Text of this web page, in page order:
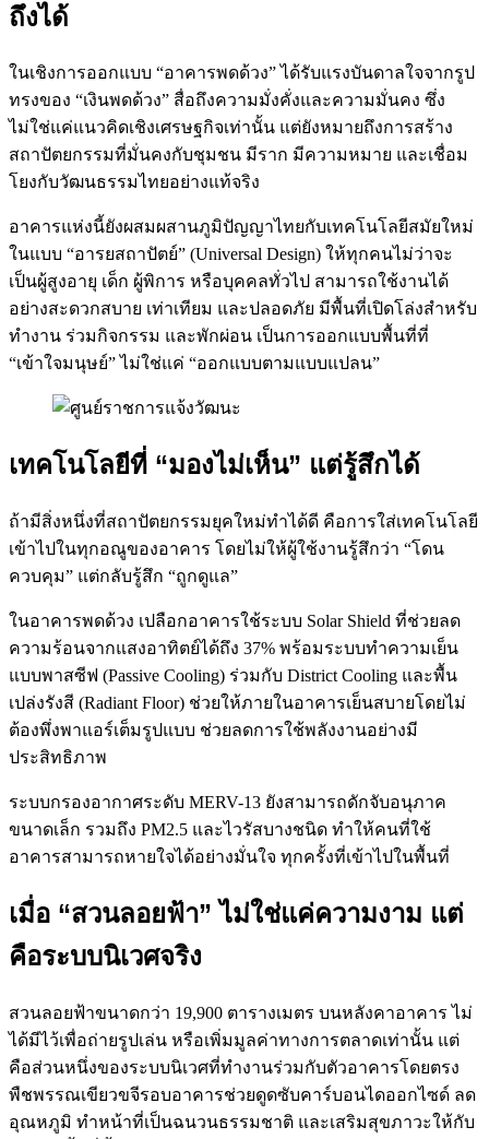
ถึงได้
ในเชิงการออกแบบ “อาคารพดด้วง” ได้รับแรงบันดาลใจจากรูป
ทรงของ “เงินพดด้วง” สื่อถึงความมั่งคั่งและความมั่นคง ซึ่ง
ไม่ใช่แค่แนวคิดเชิงเศรษฐกิจเท่านั้น แต่ยังหมายถึงการสร้าง
สถาปัตยกรรมที่มั่นคงกับชุมชน มีราก มีความหมาย และเชื่อม
โยงกับวัฒนธรรมไทยอย่างแท้จริง
อาคารแห่งนี้ยังผสมผสานภูมิปัญญาไทยกับเทคโนโลยีสมัยใหม่
ในแบบ “อารยสถาปัตย์” (Universal Design) ให้ทุกคนไม่ว่าจะ
เป็นผู้สูงอายุ เด็ก ผู้พิการ หรือบุคคลทั่วไป สามารถใช้งานได้
อย่างสะดวกสบาย เท่าเทียม และปลอดภัย มีพื้นที่เปิดโล่งสำหรับ
ทำงาน ร่วมกิจกรรม และพักผ่อน เป็นการออกแบบพื้นที่ที่
“เข้าใจมนุษย์” ไม่ใช่แค่ “ออกแบบตามแบบแปลน”
เทคโนโลยีที่ “มองไม่เห็น” แต่รู้สึกได้
ถ้ามีสิ่งหนึ่งที่สถาปัตยกรรมยุคใหม่ทำได้ดี คือการใส่เทคโนโลยี
เข้าไปในทุกอณูของอาคาร โดยไม่ให้ผู้ใช้งานรู้สึกว่า “โดน
ควบคุม” แต่กลับรู้สึก “ถูกดูแล”
ในอาคารพดด้วง เปลือกอาคารใช้ระบบ Solar Shield ที่ช่วยลด
ความร้อนจากแสงอาทิตย์ได้ถึง 37% พร้อมระบบทำความเย็น
แบบพาสซีฟ (Passive Cooling) ร่วมกับ District Cooling และพื้น
เปล่งรังสี (Radiant Floor) ช่วยให้ภายในอาคารเย็นสบายโดยไม่
ต้องพึ่งพาแอร์เต็มรูปแบบ ช่วยลดการใช้พลังงานอย่างมี
ประสิทธิภาพ
ระบบกรองอากาศระดับ MERV-13 ยังสามารถดักจับอนุภาค
ขนาดเล็ก รวมถึง PM2.5 และไวรัสบางชนิด ทำให้คนที่ใช้
อาคารสามารถหายใจได้อย่างมั่นใจ ทุกครั้งที่เข้าไปในพื้นที่
เมื่อ “สวนลอยฟ้า” ไม่ใช่แค่ความงาม แต่
คือระบบนิเวศจริง
สวนลอยฟ้าขนาดกว่า 19,900 ตารางเมตร บนหลังคาอาคาร ไม่
ได้มีไว้เพื่อถ่ายรูปเล่น หรือเพิ่มมูลค่าทางการตลาดเท่านั้น แต่
คือส่วนหนึ่งของระบบนิเวศที่ทำงานร่วมกับตัวอาคารโดยตรง
พืชพรรณเขียวขจีรอบอาคารช่วยดูดซับคาร์บอนไดออกไซด์ ลด
อุณหภูมิ ทำหน้าที่เป็นฉนวนธรรมชาติ และเสริมสุขภาวะให้กับ